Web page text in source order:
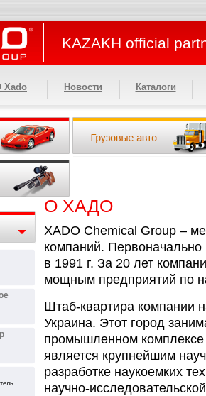
KAZAKH official
Xado Новости Каталоги
О ХАДО
XADO Chemical Group –
компаний.
в 1991 г. За 20 лет
мощным предприятий по
Штаб-квартира компании
Украина. Этот город
промышленном
является крупнейшим
разработке наукоемких
научно-